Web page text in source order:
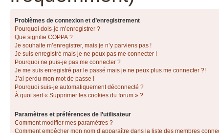
Problèmes de connexion et d’enregistrement
Pourquoi dois-je m’enregistrer ?
Que signifie COPPA ?
Je souhaite m’enregistrer, mais je n’y parviens pas !
Je suis enregistré mais je ne peux pas me connecter !
Pourquoi ne puis-je pas me connecter ?
Je me suis enregistré par le passé mais je ne peux plus me connecter ?!
J’ai perdu mon mot de passe !
Pourquoi suis-je automatiquement déconnecté ?
À quoi sert « Supprimer les cookies du forum » ?
Paramètres et préférences de l’utilisateur
Comment modifier mes paramètres ?
Comment empêcher mon nom d’apparaître dans la liste des membres